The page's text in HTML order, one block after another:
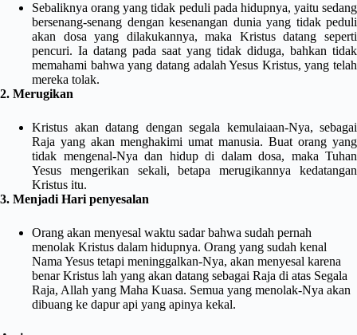
Sebaliknya orang yang tidak peduli pada hidupnya, yaitu sedang
bersenang-senang dengan kesenangan dunia yang tidak peduli
akan dosa yang dilakukannya, maka Kristus datang seperti
pencuri. Ia datang pada saat yang tidak diduga, bahkan tidak
memahami bahwa yang datang adalah Yesus Kristus, yang telah
mereka tolak.
2. Merugikan
Kristus akan datang dengan segala kemulaiaan-Nya, sebagai
Raja yang akan menghakimi umat manusia. Buat orang yang
tidak mengenal-Nya dan hidup di dalam dosa, maka Tuhan
Yesus mengerikan sekali, betapa merugikannya kedatangan
Kristus itu.
3. Menjadi Hari penyesalan
Orang akan menyesal waktu sadar bahwa sudah pernah
menolak Kristus dalam hidupnya. Orang yang sudah kenal
Nama Yesus tetapi meninggalkan-Nya, akan menyesal karena
benar Kristus lah yang akan datang sebagai Raja di atas Segala
Raja, Allah yang Maha Kuasa. Semua yang menolak-Nya akan
dibuang ke dapur api yang apinya kekal.